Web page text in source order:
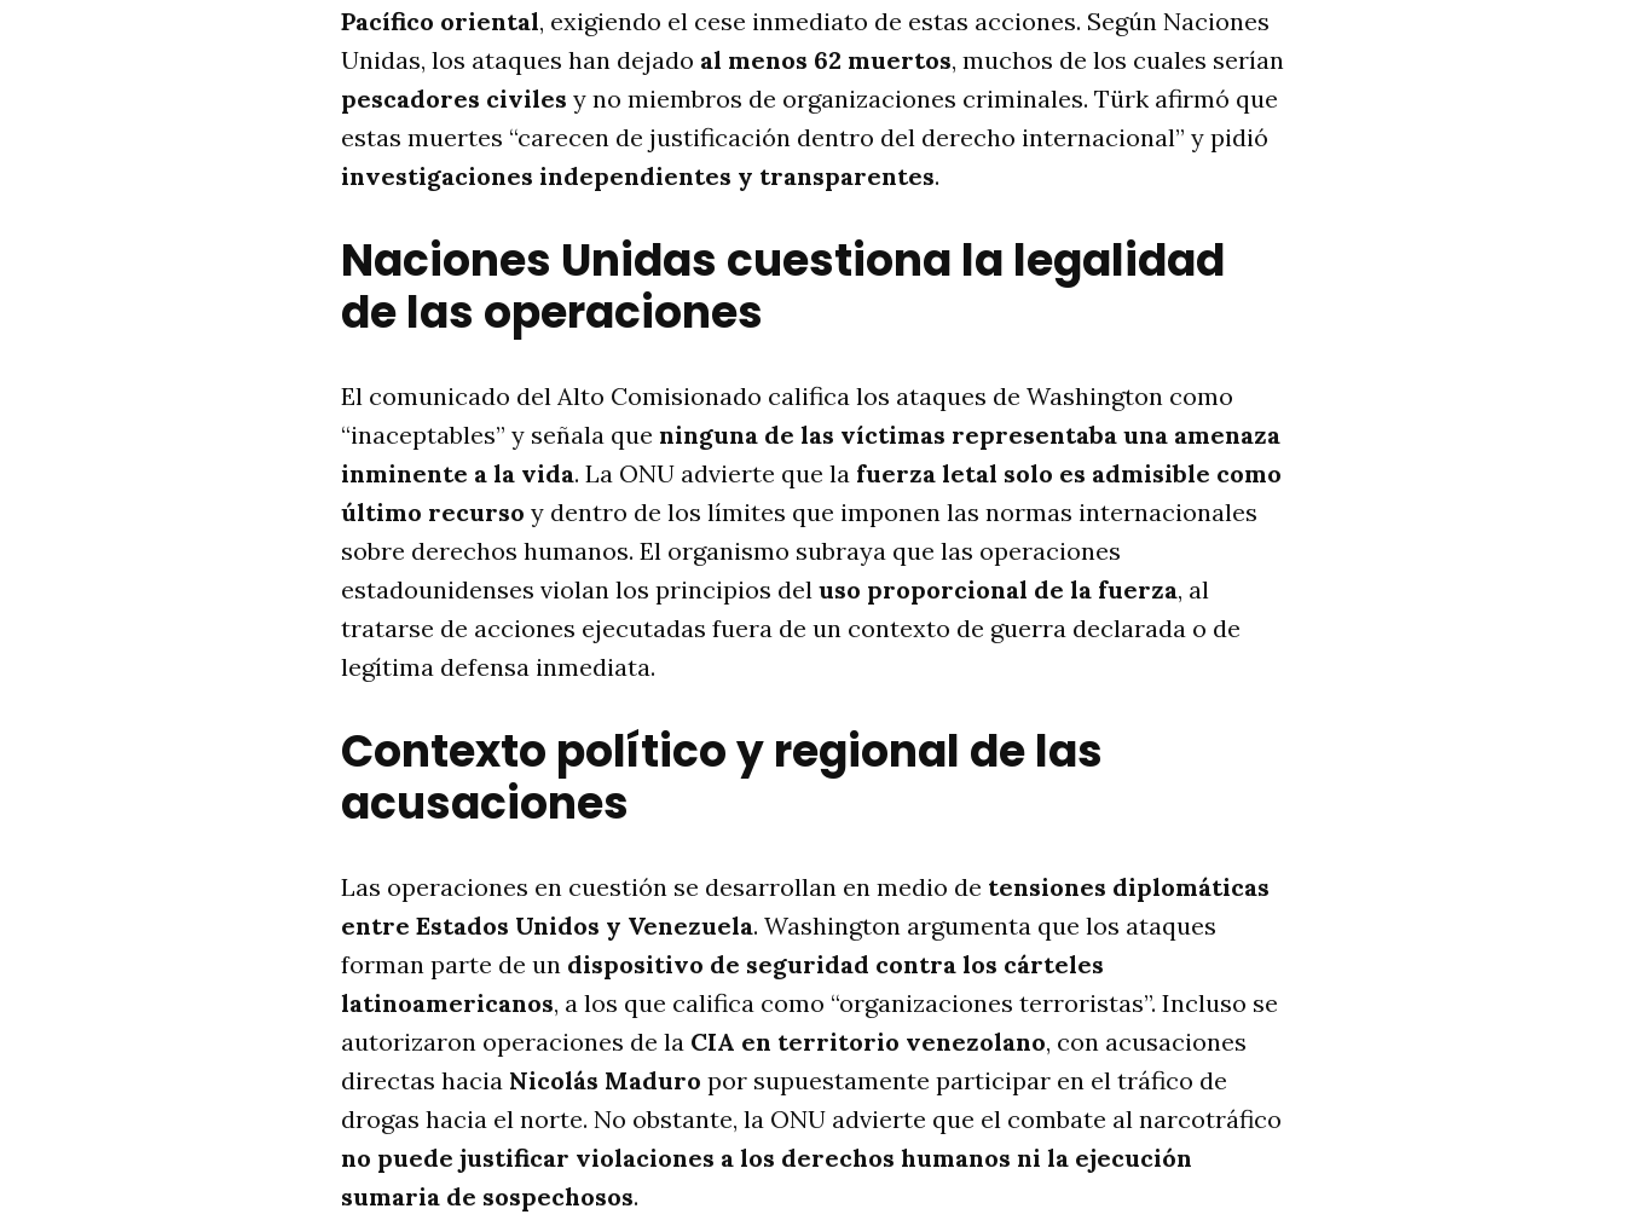
Pacífico oriental, exigiendo el cese inmediato de estas acciones. Según Naciones
Unidas, los ataques han dejado al menos 62 muertos, muchos de los cuales serían
pescadores civiles y no miembros de organizaciones criminales. Türk afirmó que
estas muertes “carecen de justificación dentro del derecho internacional” y pidió
investigaciones independientes y transparentes.
Naciones Unidas cuestiona la legalidad
de las operaciones
El comunicado del Alto Comisionado califica los ataques de Washington como
“inaceptables” y señala que ninguna de las víctimas representaba una amenaza
inminente a la vida. La ONU advierte que la fuerza letal solo es admisible como
último recurso y dentro de los límites que imponen las normas internacionales
sobre derechos humanos. El organismo subraya que las operaciones
estadounidenses violan los principios del uso proporcional de la fuerza, al
tratarse de acciones ejecutadas fuera de un contexto de guerra declarada o de
legítima defensa inmediata.
Contexto político y regional de las
acusaciones
Las operaciones en cuestión se desarrollan en medio de tensiones diplomáticas
entre Estados Unidos y Venezuela. Washington argumenta que los ataques
forman parte de un dispositivo de seguridad contra los cárteles
latinoamericanos, a los que califica como “organizaciones terroristas”. Incluso se
autorizaron operaciones de la CIA en territorio venezolano, con acusaciones
directas hacia Nicolás Maduro por supuestamente participar en el tráfico de
drogas hacia el norte. No obstante, la ONU advierte que el combate al narcotráfico
no puede justificar violaciones a los derechos humanos ni la ejecución
sumaria de sospechosos.